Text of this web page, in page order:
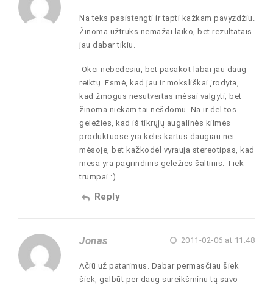
Na teks pasistengti ir tapti kažkam pavyzdžiu.
Žinoma užtruks nemažai laiko, bet rezultatais
jau dabar tikiu.
Okei nebedėsiu, bet pasakot labai jau daug
reiktų. Esmė, kad jau ir moksliškai įrodyta,
kad žmogus nesutvertas mėsai valgyti, bet
žinoma niekam tai nešdomu. Na ir dėl tos
geležies, kad iš tikrųjų augalinės kilmės
produktuose yra kelis kartus daugiau nei
mėsoje, bet kažkodėl vyrauja stereotipas, kad
mėsa yra pagrindinis geležies šaltinis. Tiek
trumpai :)
Reply
Jonas 2011-02-06 at 11:48
Ačiū už patarimus. Dabar permasčiau šiek
šiek, galbūt per daug sureikšminu tą savo